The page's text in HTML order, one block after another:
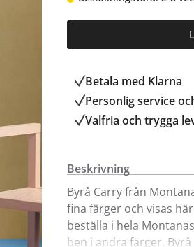
Betala med Klarna
Personlig service
Valfria och trygga
Beskrivning
Byrå Carry från
fina färger och visas
beställa i hela
ben i andra färger.